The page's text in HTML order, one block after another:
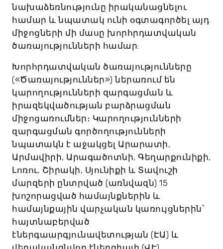
նախաձեռնությունը իրականացնելու
համար և նպատակ ունի օգտագործել այդ
միջոցների մի մասը խորհրդատվական
ծառայությունների համար:
Խորհրդատվական ծառայությունները
(«Ծառայություններ») ներառում են
կարողությունների զարգացման և
իրազեկվածության բարձրացման
միջոցառումներ։ Կարողությունների
զարգացման գործողությունների
նպատակն է աջակցել Արարատի,
Արմավիրի, Արագածոտնի, Գեղարքունիքի,
Լոռու, Շիրակի, Սյունիքի և Տավուշի
մարզերի ընտրված (առնվազն) 15
խոշորացված համայնքներին և
համայնքային վարչական կառույցներին՝
հայտնաբերված
էներգաարգյունավետության (ԷԱ) և